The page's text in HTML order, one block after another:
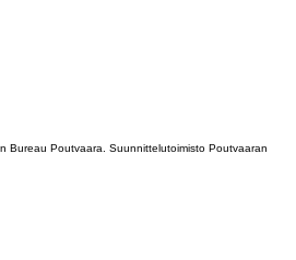
Bureau Poutvaara. Suunnittelutoimisto Poutvaaran